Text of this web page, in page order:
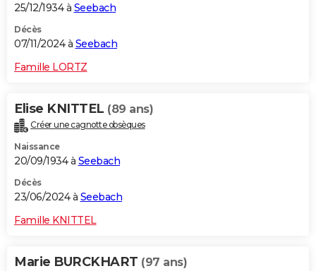
25/12/1934 à Seebach
Décès
07/11/2024 à Seebach
Famille LORTZ
Elise KNITTEL (89 ans)
Créer une cagnotte obsèques
Naissance
20/09/1934 à Seebach
Décès
23/06/2024 à Seebach
Famille KNITTEL
Marie BURCKHART (97 ans)